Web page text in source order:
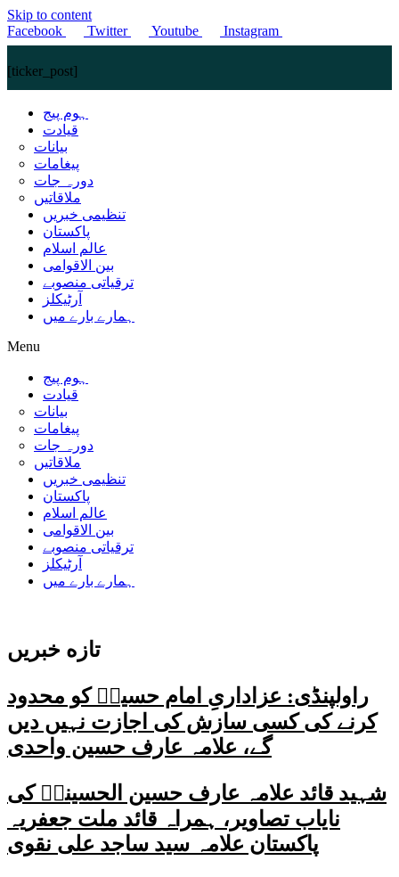
Skip to content
Facebook
Twitter Youtube Instagram
[ticker_post]
ہوم پیج
قیادت
بیانات
پیغامات
دورہ جات
ملاقاتیں
تنظیمی خبریں
پاکستان
عالم اسلام
بین الاقوامی
ترقیاتی منصوبے
آرٹیکلز
ہمارے بارے میں
Menu
ہوم پیج
قیادت
بیانات
پیغامات
دورہ جات
ملاقاتیں
تنظیمی خبریں
پاکستان
عالم اسلام
بین الاقوامی
ترقیاتی منصوبے
آرٹیکلز
ہمارے بارے میں
تازه خبریں
راولپنڈی: عزاداریِ امام حسینؑ کو محدود
کرنے کی کسی سازش کی اجازت نہیں دیں
گے، علامہ عارف حسین واحدی
شہید قائد علامہ عارف حسین الحسینیؒ کی
نایاب تصاویر، ہمراہ قائد ملت جعفریہ
پاکستان علامہ سید ساجد علی نقوی